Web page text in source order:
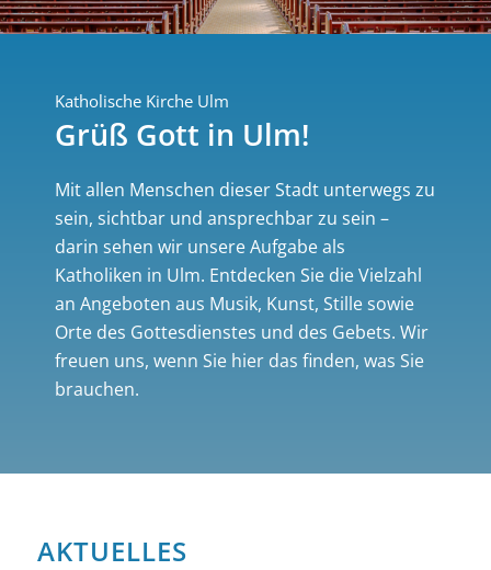
Katholische Kirche Ulm
Grüß Gott in Ulm!
Mit allen Menschen dieser Stadt unterwegs zu
sein, sichtbar und ansprechbar zu sein –
darin sehen wir unsere Aufgabe als
Katholiken in Ulm. Entdecken Sie die Vielzahl
an Angeboten aus Musik, Kunst, Stille sowie
Orte des Gottesdienstes und des Gebets. Wir
freuen uns, wenn Sie hier das finden, was Sie
brauchen.
AKTUELLES